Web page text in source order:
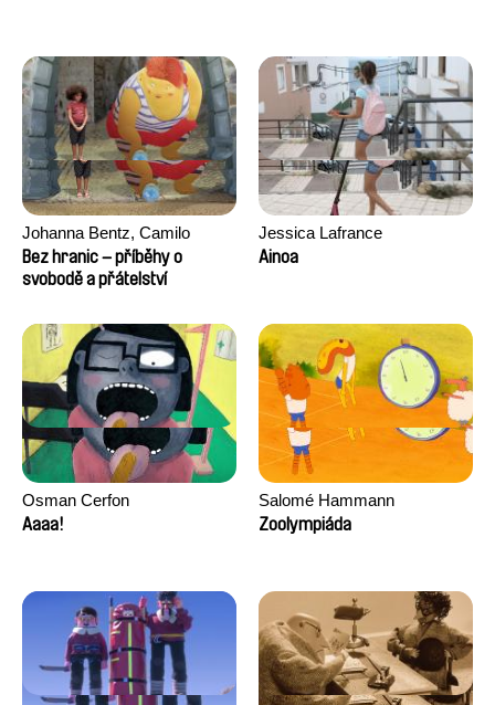
Johanna Bentz, Camilo
Colmenares, Sandra Dajani,
Madeleine Dallmeyer, Nazgol
Khaled Nawal, Nada Riyad
Bez hranic – příběhy o
svobodě a přátelství
Jessica Lafrance
Ainoa
Osman Cerfon
Aaaa!
Salomé Hammann
Zoolympiáda